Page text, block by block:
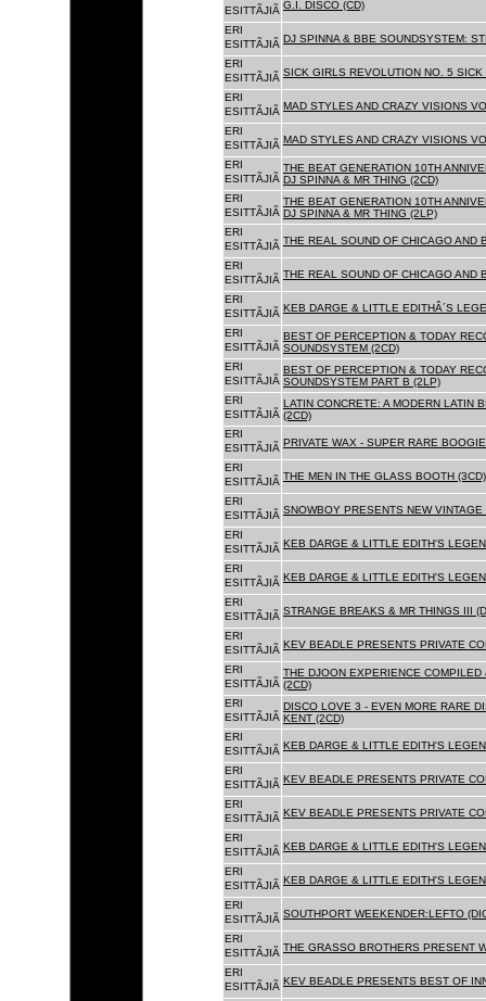
ESITTÃJIÃ G.I. DISCO (CD)
ERI
ESITTÃJIÃ DJ SPINNA & BBE SOUNDSYSTEM:
ERI
ESITTÃJIÃ SICK GIRLS REVOLUTION NO. 5
ERI
ESITTÃJIÃ MAD STYLES AND CRAZY VISIONS
ERI
ESITTÃJIÃ MAD STYLES AND CRAZY VISIONS
ERI
ESITTÃJIÃ
THE BEAT GENERATION 10TH
DJ SPINNA & MR THING (2CD)
ERI
ESITTÃJIÃ
THE BEAT GENERATION 10TH
DJ SPINNA & MR THING (2LP)
ERI
ESITTÃJIÃ THE REAL SOUND OF CHICAGO AND
ERI
ESITTÃJIÃ THE REAL SOUND OF CHICAGO AND
ERI
ESITTÃJIÃ KEB DARGE & LITTLE EDITHÂ´S
ERI
ESITTÃJIÃ
BEST OF PERCEPTION & TODAY
SOUNDSYSTEM (2CD)
ERI
ESITTÃJIÃ
BEST OF PERCEPTION & TODAY
SOUNDSYSTEM PART B (2LP)
ERI
ESITTÃJIÃ
LATIN CONCRETE: A MODERN LATIN
(2CD)
ERI
ESITTÃJIÃ PRIVATE WAX - SUPER RARE
ERI
ESITTÃJIÃ THE MEN IN THE GLASS BOOTH (3CD)
ERI
ESITTÃJIÃ SNOWBOY PRESENTS NEW VINTAGE
ERI
ESITTÃJIÃ KEB DARGE & LITTLE EDITH'S
ERI
ESITTÃJIÃ KEB DARGE & LITTLE EDITH'S
ERI
ESITTÃJIÃ STRANGE BREAKS & MR THINGS III
ERI
ESITTÃJIÃ KEV BEADLE PRESENTS PRIVATE
ERI
ESITTÃJIÃ
THE DJOON EXPERIENCE
(2CD)
ERI
ESITTÃJIÃ
DISCO LOVE 3 - EVEN MORE RARE
KENT (2CD)
ERI
ESITTÃJIÃ KEB DARGE & LITTLE EDITH'S
ERI
ESITTÃJIÃ KEV BEADLE PRESENTS PRIVATE
ERI
ESITTÃJIÃ KEV BEADLE PRESENTS PRIVATE
ERI
ESITTÃJIÃ KEB DARGE & LITTLE EDITH'S
ERI
ESITTÃJIÃ KEB DARGE & LITTLE EDITH'S
ERI
ESITTÃJIÃ SOUTHPORT WEEKENDER:LEFTO
ERI
ESITTÃJIÃ THE GRASSO BROTHERS PRESENT
ERI
ESITTÃJIÃ KEV BEADLE PRESENTS BEST OF